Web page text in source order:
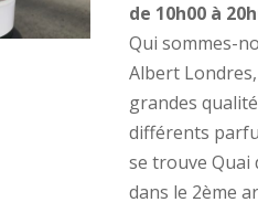
de 10h00 à
Qui sommes-
Albert
grandes
différents
se trouve Quai
dans le 2ème